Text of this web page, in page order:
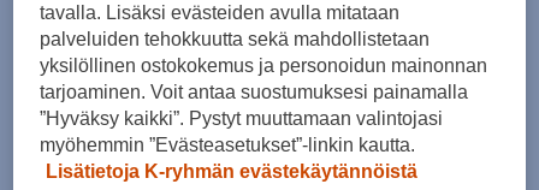
tavalla. Lisäksi evästeiden avulla mitataan
palveluiden tehokkuutta sekä mahdollistetaan
yksilöllinen ostokokemus ja personoidun mainonnan
tarjoaminen. Voit antaa suostumuksesi painamalla
”Hyväksy kaikki”. Pystyt muuttamaan valintojasi
myöhemmin ”Evästeasetukset”-linkin kautta.
Lisätietoja K-ryhmän evästekäytännöistä